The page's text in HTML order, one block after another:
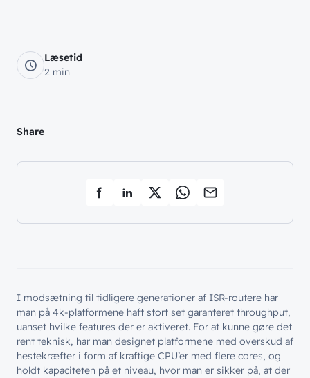
Læsetid
2 min
Share
I modsætning til tidligere generationer af ISR-routere har
man på 4k-platformene haft stort set garanteret throughput,
uanset hvilke features der er aktiveret. For at kunne gøre det
rent teknisk, har man designet platformene med overskud af
hestekræfter i form af kraftige CPU’er med flere cores, og
holdt kapaciteten på et niveau, hvor man er sikker på, at der